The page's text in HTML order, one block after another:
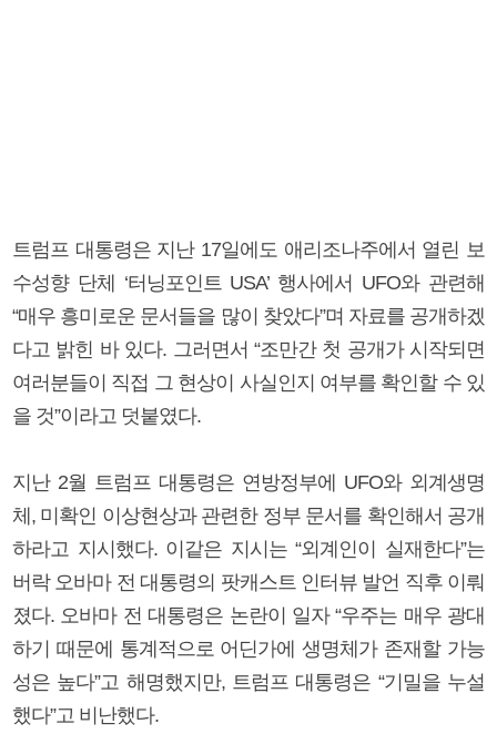
트럼프 대통령은 지난 17일에도 애리조나주에서 열린 보
수성향 단체 ‘터닝포인트 USA’ 행사에서 UFO와 관련해
“매우 흥미로운 문서들을 많이 찾았다”며 자료를 공개하겠
다고 밝힌 바 있다. 그러면서 “조만간 첫 공개가 시작되면
여러분들이 직접 그 현상이 사실인지 여부를 확인할 수 있
을 것”이라고 덧붙였다.
지난 2월 트럼프 대통령은 연방정부에 UFO와 외계생명
체, 미확인 이상현상과 관련한 정부 문서를 확인해서 공개
하라고 지시했다. 이같은 지시는 “외계인이 실재한다”는
버락 오바마 전 대통령의 팟캐스트 인터뷰 발언 직후 이뤄
졌다. 오바마 전 대통령은 논란이 일자 “우주는 매우 광대
하기 때문에 통계적으로 어딘가에 생명체가 존재할 가능
성은 높다”고 해명했지만, 트럼프 대통령은 “기밀을 누설
했다”고 비난했다.